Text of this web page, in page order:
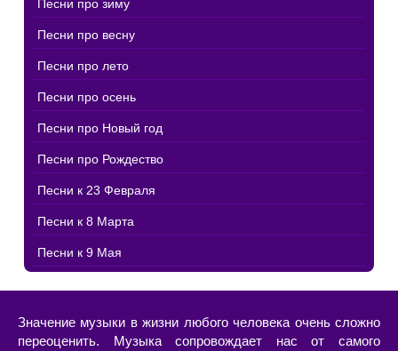
Песни про зиму
Песни про весну
Песни про лето
Песни про осень
Песни про Новый год
Песни про Рождество
Песни к 23 Февраля
Песни к 8 Марта
Песни к 9 Мая
Значение музыки в жизни любого человека очень сложно
переоценить. Музыка сопровождает нас от самого